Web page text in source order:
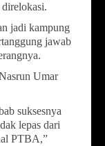
direlokasi.
jadi kampung
jawab
Umar
suksesnya
lepas dari
PTBA,”